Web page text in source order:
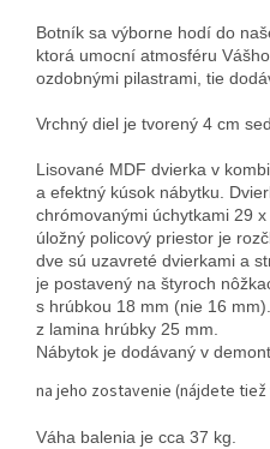
Botník sa výborne hodí do
ktorá umocní atmosféru Vášho
ozdobnými pilastrami, tie
Vrchný diel je tvorený 4 cm
Lisované MDF dvierka v
a efektný kúsok nábytku.
chrómovanými úchytkami 29
úložný policový priestor je
dve sú uzavreté dvierkami a
je postavený na štyroch
s hrúbkou 18 mm (nie 16
z lamina hrúbky 25 mm.
Nábytok je dodávaný v
na jeho zostavenie (nájdete
Váha balenia je cca 37 kg.